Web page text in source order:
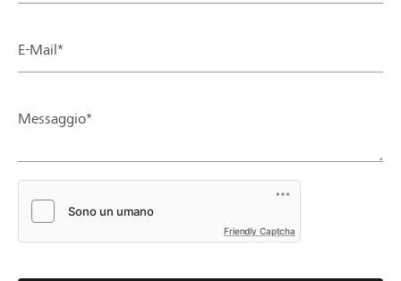
E-Mail*
Messaggio*
Friendly Captcha